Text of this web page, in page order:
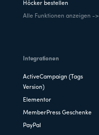
Höcker bestellen
Alle Funktionen anzeigen ->
Integrationen
ActiveCampaign (Tags
Version)
Elementor
MemberPress Geschenke
PayPal